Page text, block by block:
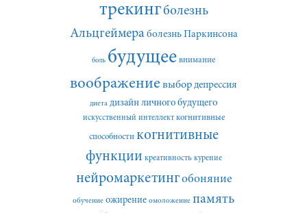
трекингболезнь
Альцгеймера болезнь Паркинсона
боль будущее внимание
воображение выбор депрессия
диета дизайн личного будущего
искусственный интеллект когнитивные
способности когнитивные
функции креативность курение
нейромаркетингобоняние
обучение ожирение омоложение память